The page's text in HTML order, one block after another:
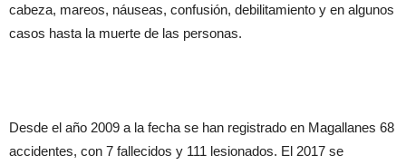
cabeza, mareos, náuseas, confusión, debilitamiento y en algunos
casos hasta la muerte de las personas.
Desde el año 2009 a la fecha se han registrado en Magallanes 68
accidentes, con 7 fallecidos y 111 lesionados. El 2017 se